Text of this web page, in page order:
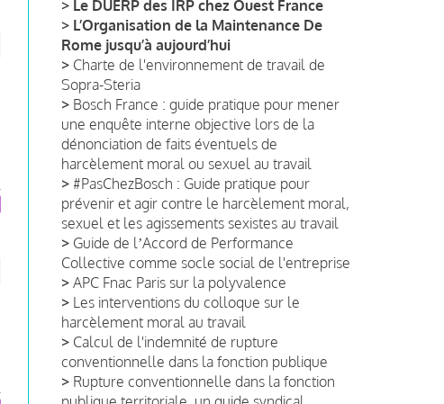
> Le DUERP des IRP chez Ouest France
> L’Organisation de la Maintenance De
Rome jusqu’à aujourd’hui
> Charte de l'environnement de travail de
Sopra-Steria
> Bosch France : guide pratique pour mener
une enquête interne objective lors de la
dénonciation de faits éventuels de
harcèlement moral ou sexuel au travail
> #PasChezBosch : Guide pratique pour
prévenir et agir contre le harcèlement moral,
sexuel et les agissements sexistes au travail
> Guide de lʼAccord de Performance
Collective comme socle social de l'entreprise
> APC Fnac Paris sur la polyvalence
> Les interventions du colloque sur le
harcèlement moral au travail
> Calcul de l'indemnité de rupture
conventionnelle dans la fonction publique
> Rupture conventionnelle dans la fonction